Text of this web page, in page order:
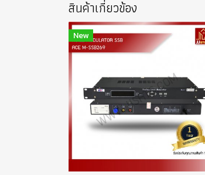
สินค้าเกี่ยวข้อง
New